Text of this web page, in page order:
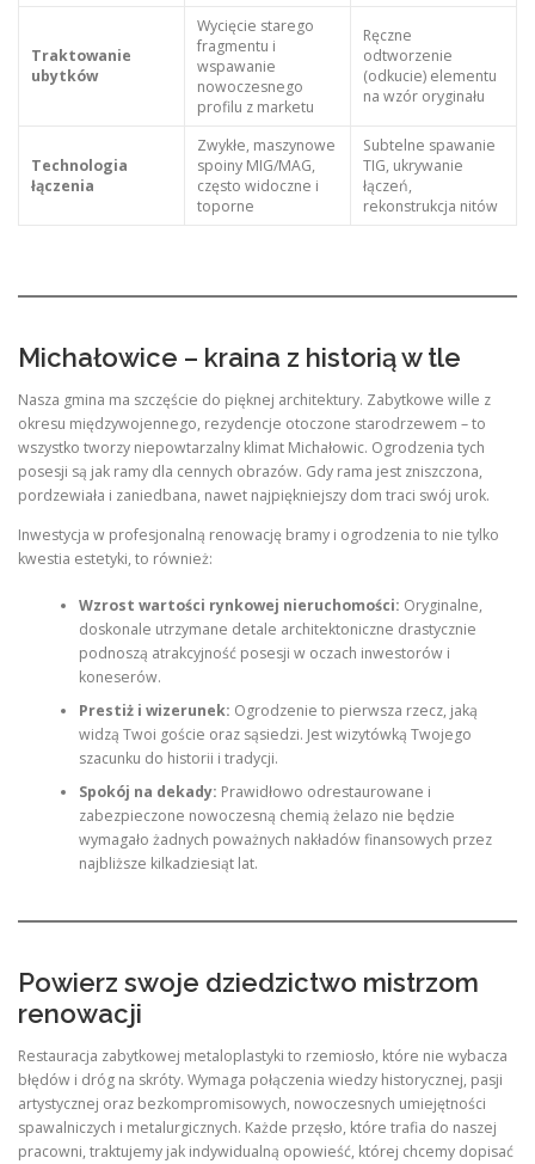
Traktowanie
ubytków
Wycięcie starego
fragmentu i
wspawanie
nowoczesnego
profilu z marketu
Ręczne
odtworzenie
(odkucie) elementu
na wzór oryginału
Technologia
łączenia
Zwykłe, maszynowe
spoiny MIG/MAG,
często widoczne i
toporne
Subtelne spawanie
TIG, ukrywanie
łączeń,
rekonstrukcja nitów
Michałowice – kraina z historią w tle
Nasza gmina ma szczęście do pięknej architektury. Zabytkowe wille z
okresu międzywojennego, rezydencje otoczone starodrzewem – to
wszystko tworzy niepowtarzalny klimat Michałowic. Ogrodzenia tych
posesji są jak ramy dla cennych obrazów. Gdy rama jest zniszczona,
pordzewiała i zaniedbana, nawet najpiękniejszy dom traci swój urok.
Inwestycja w profesjonalną renowację bramy i ogrodzenia to nie tylko
kwestia estetyki, to również:
Wzrost wartości rynkowej nieruchomości: Oryginalne,
doskonale utrzymane detale architektoniczne drastycznie
podnoszą atrakcyjność posesji w oczach inwestorów i
koneserów.
Prestiż i wizerunek: Ogrodzenie to pierwsza rzecz, jaką
widzą Twoi goście oraz sąsiedzi. Jest wizytówką Twojego
szacunku do historii i tradycji.
Spokój na dekady: Prawidłowo odrestaurowane i
zabezpieczone nowoczesną chemią żelazo nie będzie
wymagało żadnych poważnych nakładów finansowych przez
najbliższe kilkadziesiąt lat.
Powierz swoje dziedzictwo mistrzom
renowacji
Restauracja zabytkowej metaloplastyki to rzemiosło, które nie wybacza
błędów i dróg na skróty. Wymaga połączenia wiedzy historycznej, pasji
artystycznej oraz bezkompromisowych, nowoczesnych umiejętności
spawalniczych i metalurgicznych. Każde przęsło, które trafia do naszej
pracowni, traktujemy jak indywidualną opowieść, której chcemy dopisać